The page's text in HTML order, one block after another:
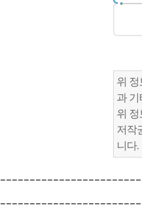
위
과
위
저작
니다.